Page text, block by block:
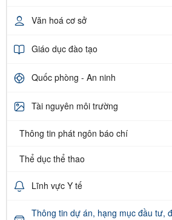
Văn hoá cơ sở
Giáo dục đào tạo
Quốc phòng - An ninh
Tài nguyên môi trường
Thông tin phát ngôn báo chí
Thể dục thể thao
Lĩnh vực Y tế
Thông tin dự án, hạng mục đầu tư,